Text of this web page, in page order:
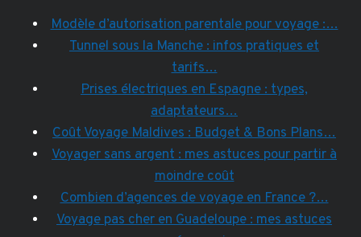
Modèle d’autorisation parentale pour voyage :…
Tunnel sous la Manche : infos pratiques et
tarifs…
Prises électriques en Espagne : types,
adaptateurs…
Coût Voyage Maldives : Budget & Bons Plans…
Voyager sans argent : mes astuces pour partir à
moindre coût
Combien d’agences de voyage en France ?…
Voyage pas cher en Guadeloupe : mes astuces